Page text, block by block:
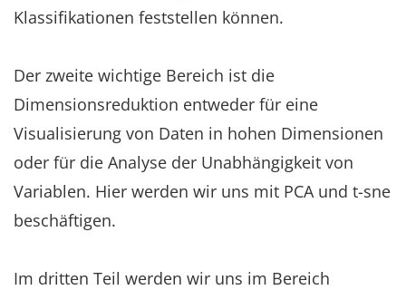
Klassifikationen feststellen können.
Der zweite wichtige Bereich ist die
Dimensionsreduktion entweder für eine
Visualisierung von Daten in hohen Dimensionen
oder für die Analyse der Unabhängigkeit von
Variablen. Hier werden wir uns mit PCA und t-sne
beschäftigen.
Im dritten Teil werden wir uns im Bereich